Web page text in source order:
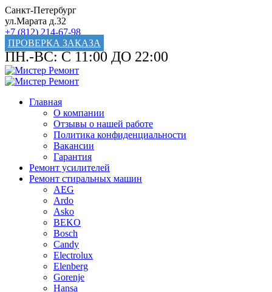
Санкт-Петербург
ул.Марата д.32
+7 (812) 214-67-98
ПРОВЕРКА ЗАКАЗА
ПН.-ВС: С 11:00 ДО 22:00
Главная
О компании
Отзывы о нашей работе
Политика конфиденциальности
Вакансии
Гарантия
Ремонт усилителей
Ремонт стиральных машин
AEG
Ardo
Asko
BEKO
Bosch
Candy
Electrolux
Elenberg
Gorenje
Hansa